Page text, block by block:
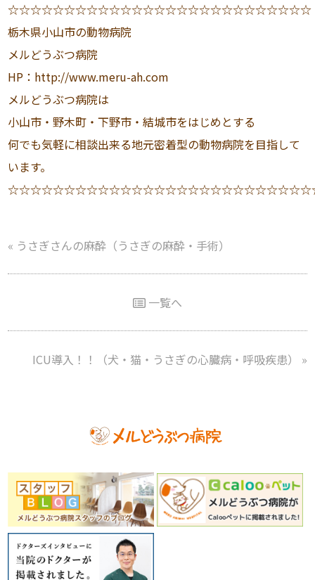
☆☆☆☆☆☆☆☆☆☆☆☆☆☆☆☆☆☆☆☆☆☆☆☆☆☆☆
栃木県小山市の動物病院
メルどうぶつ病院
HP：http://www.meru-ah.com
メルどうぶつ病院は
小山市・野木町・下野市・結城市をはじめとする
何でも気軽に相談出来る地元密着型の動物病院を目指して
います。
« うさぎさんの麻酔（うさぎの麻酔・手術）
一覧へ
ICU導入！！（犬・猫・うさぎの心臓病・呼吸疾患） »